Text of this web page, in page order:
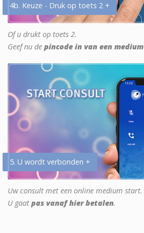
4b. Keuze - Druk op toets 2 +
Of u drukt op toets 2.
Geef nu de pincode in van een medium
5. U wordt verbonden +
Uw consult met een online medium start.
U gaat pas vanaf hier betalen.